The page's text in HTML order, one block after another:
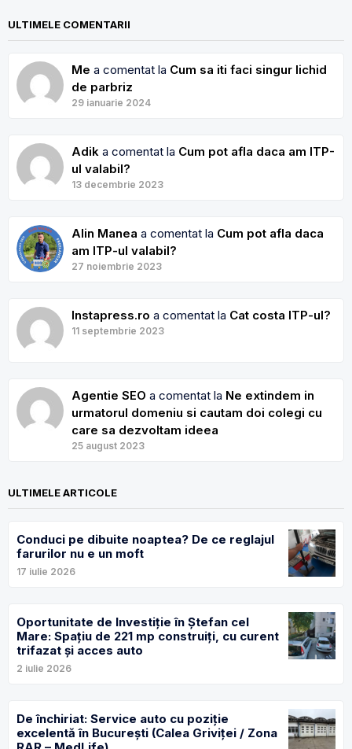
ULTIMELE COMENTARII
Me a comentat la Cum sa iti faci singur lichid
de parbriz
29 ianuarie 2024
Adik a comentat la Cum pot afla daca am ITP-
ul valabil?
13 decembrie 2023
Alin Manea a comentat la Cum pot afla daca
am ITP-ul valabil?
27 noiembrie 2023
Instapress.ro a comentat la Cat costa ITP-ul?
11 septembrie 2023
Agentie SEO a comentat la Ne extindem in
urmatorul domeniu si cautam doi colegi cu
care sa dezvoltam ideea
25 august 2023
ULTIMELE ARTICOLE
Conduci pe dibuite noaptea? De ce reglajul
farurilor nu e un moft
17 iulie 2026
Oportunitate de Investiție în Ștefan cel
Mare: Spațiu de 221 mp construiți, cu curent
trifazat și acces auto
2 iulie 2026
De închiriat: Service auto cu poziție
excelentă în București (Calea Griviței / Zona